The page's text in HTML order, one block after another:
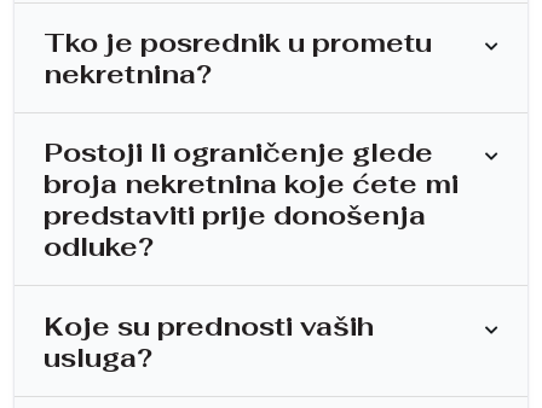
Tko je posrednik u prometu
nekretnina?
Postoji li ograničenje glede
broja nekretnina koje ćete mi
predstaviti prije donošenja
odluke?
Koje su prednosti vaših
usluga?